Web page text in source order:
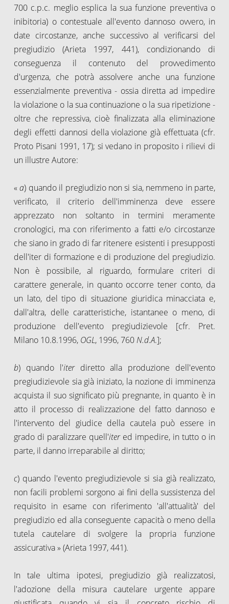
700 c.p.c. meglio esplica la sua funzione preventiva o
inibitoria) o contestuale all'evento dannoso ovvero, in
date circostanze, anche successivo al verificarsi del
pregiudizio (Arieta 1997, 441), condizionando di
conseguenza il contenuto del provvedimento
d'urgenza, che potrà assolvere anche una funzione
essenzialmente preventiva - ossia diretta ad impedire
la violazione o la sua continuazione o la sua ripetizione -
oltre che repressiva, cioè finalizzata alla eliminazione
degli effetti dannosi della violazione già effettuata (cfr.
Proto Pisani 1991, 17); si vedano in proposito i rilievi di
un illustre Autore:
«a) quando il pregiudizio non si sia, nemmeno in parte,
verificato, il criterio dell'imminenza deve essere
apprezzato non soltanto in termini meramente
cronologici, ma con riferimento a fatti e/o circostanze
che siano in grado di far ritenere esistenti i presupposti
dell'iter di formazione e di produzione del pregiudizio.
Non è possibile, al riguardo, formulare criteri di
carattere generale, in quanto occorre tener conto, da
un lato, del tipo di situazione giuridica minacciata e,
dall'altra, delle caratteristiche, istantanee o meno, di
produzione dell'evento pregiudizievole [cfr. Pret.
Milano 10.8.1996, OGL, 1996, 760 N.d.A.];
b) quando l'iterdiretto alla produzione dell'evento
pregiudizievole sia già iniziato, la nozione di imminenza
acquista il suo significato più pregnante, in quanto è in
atto il processo di realizzazione del fatto dannoso e
l'intervento del giudice della cautela può essere in
grado di paralizzare quell'itered impedire, in tutto o in
parte, il danno irreparabile al diritto;
c) quando l'evento pregiudizievole si sia già realizzato,
non facili problemi sorgono ai fini della sussistenza del
requisito in esame con riferimento 'all'attualità' del
pregiudizio ed alla conseguente capacità o meno della
tutela cautelare di svolgere la propria funzione
assicurativa » (Arieta 1997, 441).
In tale ultima ipotesi, pregiudizio già realizzatosi,
l'adozione della misura cautelare urgente appare